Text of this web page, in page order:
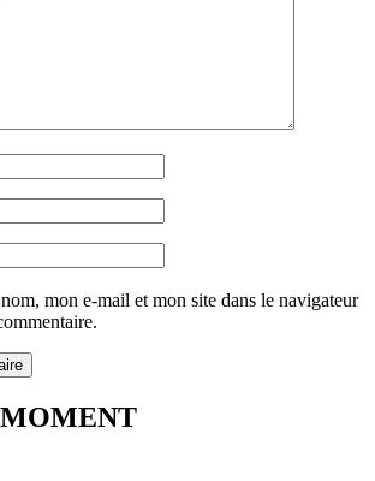
mon e-mail et mon site dans le navigateur